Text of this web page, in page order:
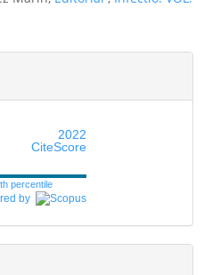
2022
CiteScore
percentile
by